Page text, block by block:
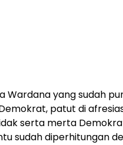
Wardana yang sudah
patut di
serta merta
sudah diperhitungan